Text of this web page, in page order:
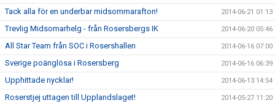
Tack alla för en underbar midsommarafton! 2014-06-21 01:13
Trevlig Midsomarhelg - från Rosersbergs IK 2014-06-20 05:46
All Star Team från SOC i Rosershallen 2014-06-16 07:00
Sverige poänglösa i Rosersberg 2014-06-16 06:39
Upphittade nycklar! 2014-06-13 14:54
Roserstjej uttagen till Upplandslaget! 2014-05-27 11:20